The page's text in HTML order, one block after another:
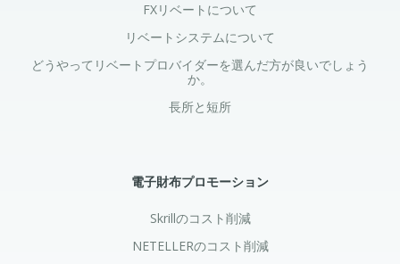
FXリベートについて
リベートシステムについて
どうやってリベートプロバイダーを選んだ方が良いでしょう
か。
長所と短所
電子財布プロモーション
Skrillのコスト削減
NETELLERのコスト削減